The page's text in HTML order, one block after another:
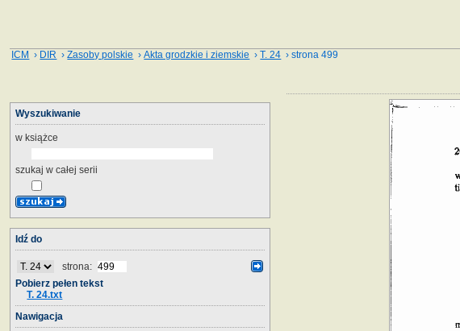
ICM › DIR ›Zasoby polskie ›Akta grodzkie i ziemskie ›T. 24 › strona 499
Wyszukiwanie
w książce
szukaj w całej serii
Idź do
strona:
Pobierz pełen tekst
T. 24.txt
Nawigacja